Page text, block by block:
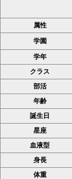
属性
学園
学年
クラス
部活
年齢
誕生日
星座
血液型
身長
体重